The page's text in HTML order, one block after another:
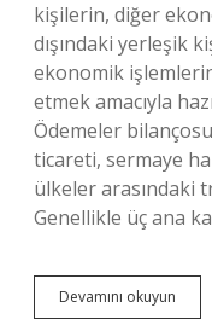
kişilerin, diğer
dışındaki yerleşik
ekonomik
etmek amacıyla
Ödemeler
ticareti, sermaye
ülkeler arasındaki
Genellikle üç ana
Devamını okuyun